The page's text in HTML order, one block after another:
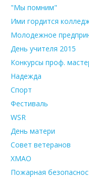
"Мы помним"
Ими гордится
Молодежное
День учителя 2015
Конкурсы проф.
Надежда
Спорт
Фестиваль
WSR
День матери
Совет ветеранов
ХМАО
Пожарная